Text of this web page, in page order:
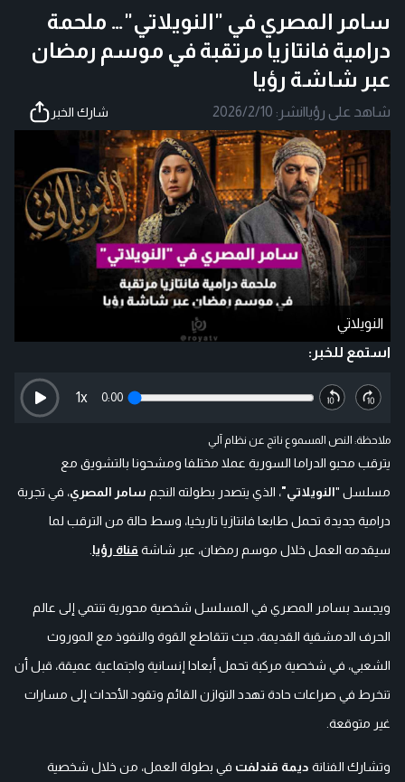
سامر المصري في "النويلاتي"… ملحمة
درامية فانتازيا مرتقبة في موسم رمضان
عبر شاشة رؤيا
شاهد على رؤيا|نشر: 2026/2/10 شارك الخبر
النويلاتي
استمع للخبر:
0:00
1x
ملاحظة: النص المسموع ناتج عن نظام آلي
يترقب محبو الدراما السورية عملا مختلفا ومشحونا بالتشويق مع
مسلسل "النويلاتي"، الذي يتصدر بطولته النجم سامر المصري، في تجربة
درامية جديدة تحمل طابعا فانتازيا تاريخيا، وسط حالة من الترقب لما
سيقدمه العمل خلال موسم رمضان، عبر شاشة قناة رؤيا
ويجسد بسامر المصري في المسلسل شخصية محورية تنتمي إلى عالم
الحرف الدمشقية القديمة، حيث تتقاطع القوة والنفوذ مع الموروث
الشعبي، في شخصية مركبة تحمل أبعادا إنسانية واجتماعية عميقة، قبل أن
تنخرط في صراعات حادة تهدد التوازن القائم وتقود الأحداث إلى مسارات
غير متوقعة.
وتشارك الفنانة ديمة قندلفت في بطولة العمل، من خلال شخصية